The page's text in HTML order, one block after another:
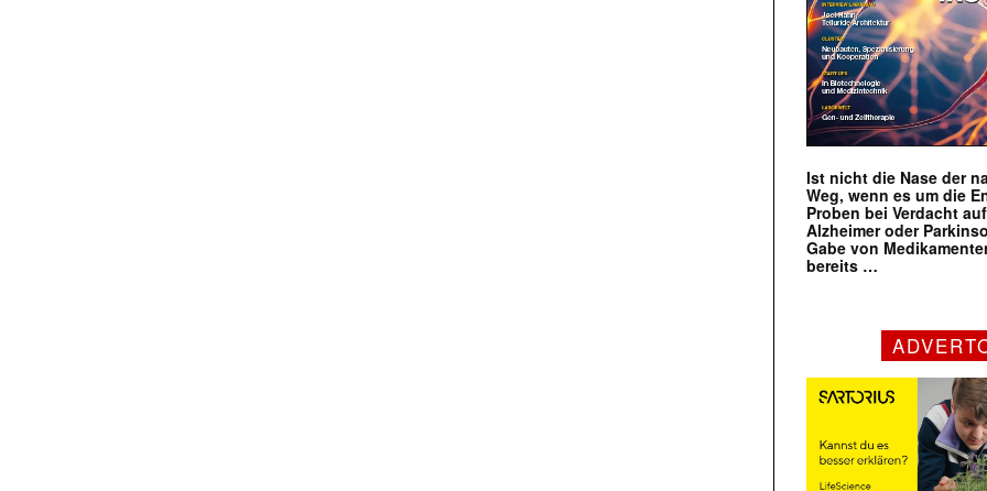
Ist nicht die Nase der
Weg, wenn es um die
Proben bei Verdacht
Alzheimer oder
Gabe von
bereits …